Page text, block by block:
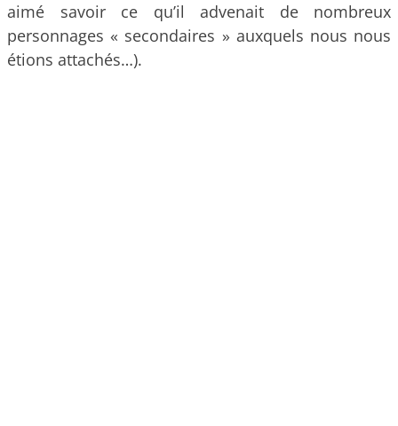
aimé savoir ce qu’il advenait de nombreux
personnages « secondaires » auxquels nous nous
étions attachés…).